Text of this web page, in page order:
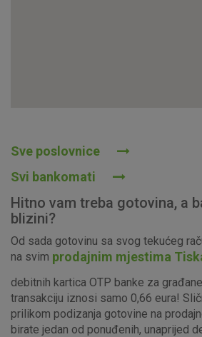
Sve poslovnice
Svi bankomati
Hitno vam treba gotovina, a
blizini?
Od sada gotovinu sa svog tekućeg
na svim prodajnim mjestima
debitnih kartica OTP banke za
transakciju iznosi samo 0,66 eura!
prilikom podizanja gotovine na
birate jedan od ponuđenih, unaprijed
Ovi kolačići nužni su za funkcioniranje
postavljaju kao odgovor na vaše radnje
za uslugama, kao što su postavke
o njima, ali u tom slučaju neki dijelovi
kolačići ne pohranjuju nikakve
identificirati.